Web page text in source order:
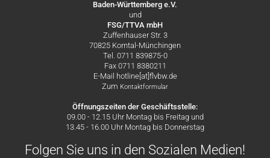
Baden-Württemberg e.V.
und
FSG/TTVA mbH
Zuffenhauser Str. 3
70825 Korntal-Münchingen
Tel. 0711 839875-0
Fax 0711 8380211
E-Mail hotline[at]flvbw.de
Zum Kontaktformular
Öffnungszeiten der Geschäftsstelle:
09.00 - 12.15 Uhr Montag bis Freitag und
13.45 - 16.00 Uhr Montag bis Donnerstag
Folgen Sie uns in den Sozialen Medien!